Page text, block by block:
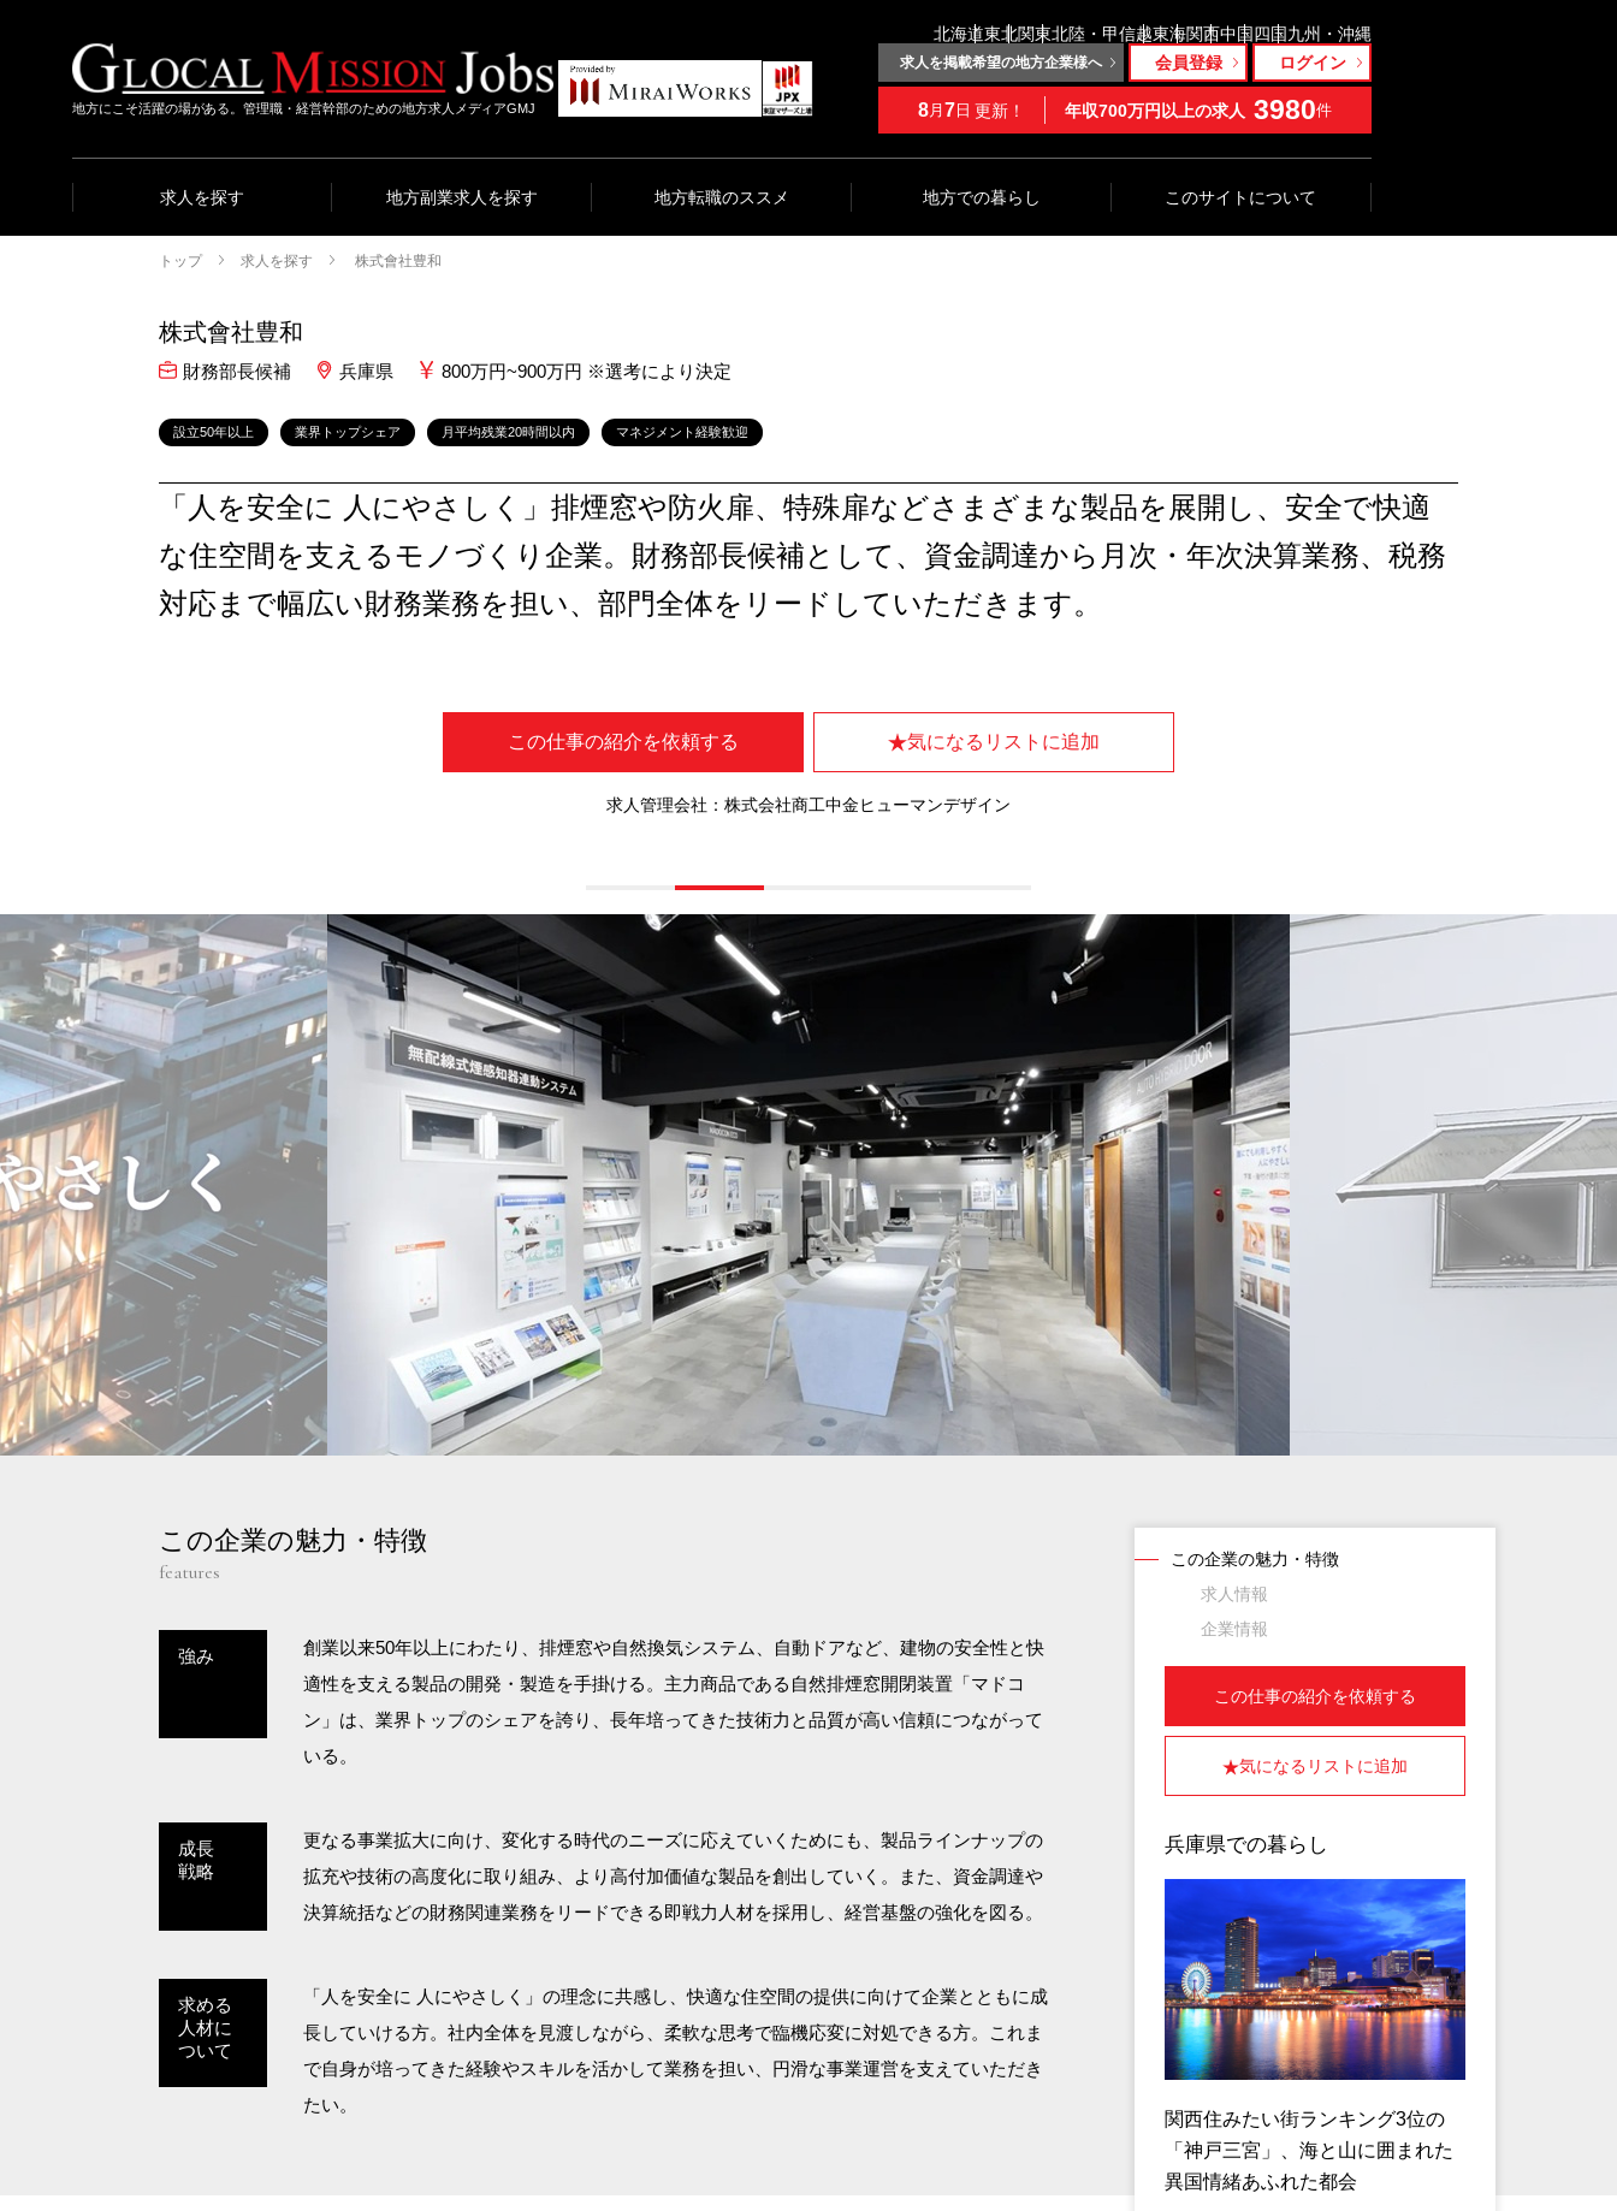
地方にこそ活躍の場がある。管理職・経営幹部のための地方求人メディアGMJ
北海道東北関東北陸・甲信越東海関西中国四国九州・沖縄
求人を掲載希望の地方企業様へ 会員登録 ログイン
8月 7日 更新！ 年収700万円以上の求人 3980件
求人を探す 地方副業求人を探す 地方転職のススメ 地方での暮らし このサイトについて
トップ 求人を探す 株式會社豊和
株式會社豊和
財務部長候補 兵庫県 800万円~900万円 ※選考により決定
設立50年以上 業界トップシェア 月平均残業20時間以内 マネジメント経験歓迎
「人を安全に 人にやさしく」排煙窓や防火扉、特殊扉などさまざまな製品を展開し、安全で快適
な住空間を支えるモノづくり企業。財務部長候補として、資金調達から⽉次・年次決算業務、税務
対応まで幅広い財務業務を担い、部門全体をリードしていただきます。
この仕事の紹介を依頼する 気になるリストに追加
求人管理会社：株式会社商工中金ヒューマンデザイン
この企業の魅力・特徴
features
強み
創業以来50年以上にわたり、排煙窓や自然換気システム、自動ドアなど、建物の安全性と快
適性を支える製品の開発・製造を手掛ける。主力商品である自然排煙窓開閉装置「マドコ
ン」は、業界トップのシェアを誇り、長年培ってきた技術力と品質が高い信頼につながって
いる。
成長
戦略
更なる事業拡大に向け、変化する時代のニーズに応えていくためにも、製品ラインナップの
拡充や技術の高度化に取り組み、より高付加価値な製品を創出していく。また、資金調達や
決算統括などの財務関連業務をリードできる即戦力人材を採用し、経営基盤の強化を図る。
求める
人材に
ついて
「人を安全に 人にやさしく」の理念に共感し、快適な住空間の提供に向けて企業とともに成
長していける方。社内全体を見渡しながら、柔軟な思考で臨機応変に対処できる方。これま
で自身が培ってきた経験やスキルを活かして業務を担い、円滑な事業運営を支えていただき
たい。
この企業の魅力・特徴
求人情報
企業情報
この仕事の紹介を依頼する
気になるリストに追加
兵庫県での暮らし
関西住みたい街ランキング3位の
「神戸三宮」、海と山に囲まれた
異国情緒あふれた都会